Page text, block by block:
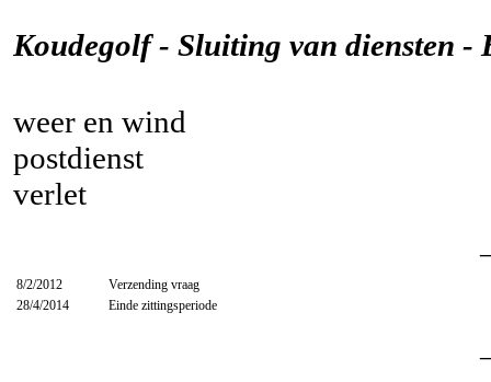
Koudegolf - Sluiting van diensten -
weer en wind
postdienst
verlet
8/2/2012
Verzending vraag
28/4/2014
Einde zittingsperiode